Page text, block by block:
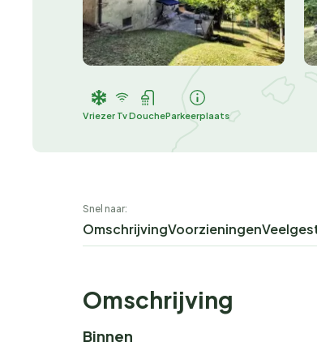
Vriezer TvDoucheParkeerplaats
Snel naar:
OmschrijvingVoorzieningen
Omschrijving
Binnen